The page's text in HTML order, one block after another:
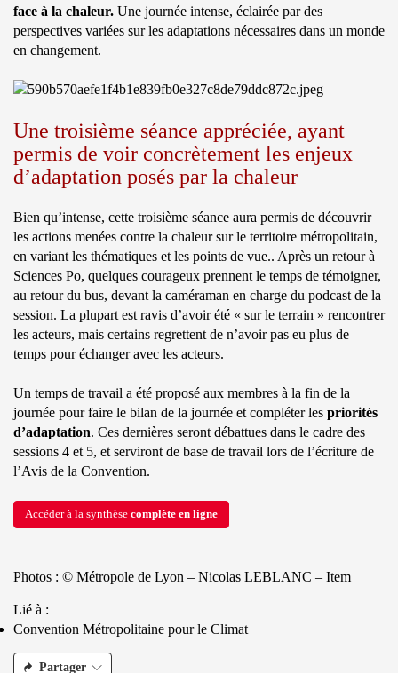
face à la chaleur. Une journée intense, éclairée par des
perspectives variées sur les adaptations nécessaires dans un monde
en changement.
Une troisième séance appréciée, ayant
permis de voir concrètement les enjeux
d’adaptation posés par la chaleur
Bien qu’intense, cette troisième séance aura permis de découvrir
les actions menées contre la chaleur sur le territoire métropolitain,
en variant les thématiques et les points de vue.. Après un retour à
Sciences Po, quelques courageux prennent le temps de témoigner,
au retour du bus, devant la caméraman en charge du podcast de la
session. La plupart est ravis d’avoir été « sur le terrain » rencontrer
les acteurs, mais certains regrettent de n’avoir pas eu plus de
temps pour échanger avec les acteurs.
Un temps de travail a été proposé aux membres à la fin de la
journée pour faire le bilan de la journée et compléter les priorités
d’adaptation. Ces dernières seront débattues dans le cadre des
sessions 4 et 5, et serviront de base de travail lors de l’écriture de
l’Avis de la Convention.
Accéder à la synthèse complète en ligne
Photos : © Métropole de Lyon – Nicolas LEBLANC – Item
Lié à :
Convention Métropolitaine pour le Climat
Partager